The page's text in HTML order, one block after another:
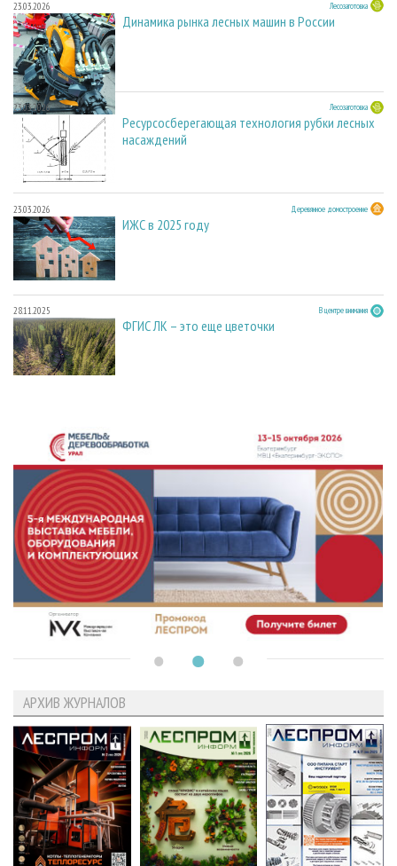
23.03.2026 Лесозаготовка
Динамика рынка лесных машин в России
23.03.2026 Лесозаготовка
Ресурсосберегающая технология рубки лесных
насаждений
23.03.2026 Деревянное домостроение
ИЖС в 2025 году
28.11.2025 В центре внимания
ФГИС ЛК – это еще цветочки
АРХИВ ЖУРНАЛОВ